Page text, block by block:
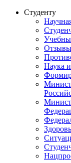
Студенту
Отзывы
Наука